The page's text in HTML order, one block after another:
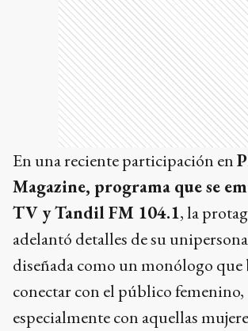
En una reciente participación en
Magazine, programa que se
TV y Tandil FM 104.1, la
adelantó detalles de su
diseñada como un monólogo que
conectar con el público femenino,
especialmente con aquellas